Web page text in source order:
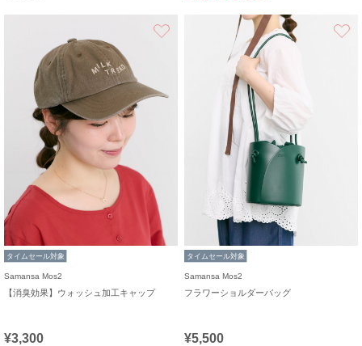
タイムセール対象
Samansa Mos2
【消臭効果】ウォッシュ加工キャップ
¥3,300
タイムセール対象
Samansa Mos2
フラワーショルダーバッグ
¥5,500